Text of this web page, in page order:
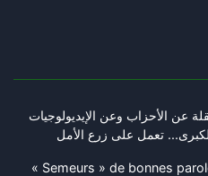
الأوس
عن الأحزاب وعن الإيديولوجيات
تعمل على زرع الأمل
« Semeurs » de bonnes